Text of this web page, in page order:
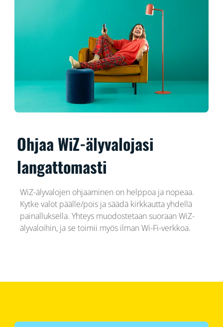
Ohjaa WiZ-älyvalojasi
langattomasti
WiZ-älyvalojen ohjaaminen on helppoa ja nopeaa.
Kytke valot päälle/pois ja säädä kirkkautta yhdellä
painalluksella. Yhteys muodostetaan suoraan WiZ-
älyvaloihin, ja se toimii myös ilman Wi-Fi-verkkoa.